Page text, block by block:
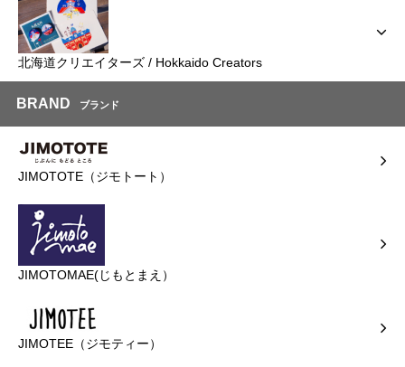
北海道クリエイターズ / Hokkaido Creators
BRAND ブランド
JIMOTOTE（ジモトート）
JIMOTOMAE(じもとまえ）
JIMOTEE（ジモティー）